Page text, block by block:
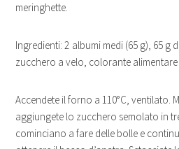
meringhette.
Ingredienti: 2 albumi medi (65 g), 65 g
zucchero a velo, colorante alimentare
Accendete il forno a 110°C, ventilato.
aggiungete lo zucchero semolato in
cominciano a fare delle bolle e